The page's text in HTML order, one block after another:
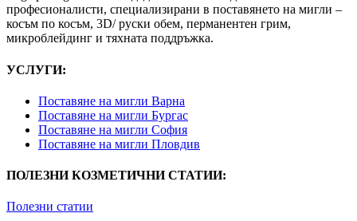
професионалисти, специализирани в поставянето на мигли –
косъм по косъм, 3D/ руски обем, перманентен грим,
микроблейдинг и тяхната поддръжка.
УСЛУГИ:
Поставяне на мигли Варна
Поставяне на мигли Бургас
Поставяне на мигли София
Поставяне на мигли Пловдив
ПОЛЕЗНИ КОЗМЕТИЧНИ СТАТИИ:
Полезни статии